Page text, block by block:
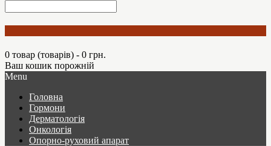
0 товар (товарів) - 0 грн.
Ваш кошик порожній
Menu
Головна
Гормони
Дерматологія
Онкологія
Опорно-руховий апарат